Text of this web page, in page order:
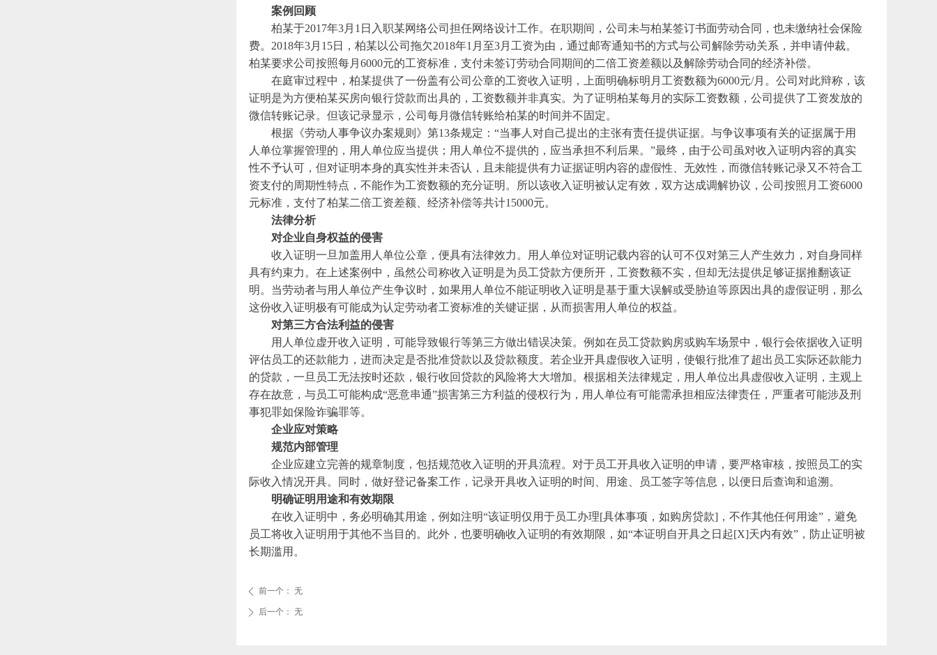
案例回顾
柏某于2017年3月1日 入职某网络公司担任网络设计工作。在职期间，公司未与柏某签订书面劳动合同，也未缴纳社会保险
费。2018年3月15日，柏某以公司拖欠2018年1月至3月工资为由，通过邮寄通知书的方式与公司解除劳动关系，并申请仲裁。
柏某要求公司按照每月6000元的工资标准，支付未签订劳动合同期间的二倍工资差额以及解除劳动合同的经济补偿。
在庭审过程中，柏某提供了一份盖有公司公章的工资收入证明，上面明确标明月工资数额为6000元/月。公司对此辩称，该
证明是为方便柏某买房向银行贷款而出具的，工资数额并非真实。为了证明柏某每月的实际工资数额，公司提供了工资发放的
微信转账记录。但该记录显示，公司 每月微信转账给柏某的时间并不固定。
根据《劳动人事争议办案规则》第13条规定：“当事人对自己提出的主张有责任提供证据。与争议事项有关的证据属于用
人单位掌握管理的，用人单位应当提供；用人单位不提供的，应当承担不利后果。”最终，由于公司虽对收入证明内容的真实
性不予认可，但对证明本身的真实性并未否认，且未能提供有力证据证明内容的虚假性、无效性， 而微信转账记录又不符合工
资支付的周期性特点，不能作为工资数额的充分证明。所以该收入证明被认定有效，双方达成调解协议，公司按照月工资6000
元标准，支付了柏某二倍工资差额、经济补偿等共计15000元。
法律分析
对企业自身权益的侵害
收入证明一旦加盖用人单位公章，便具有法律效力。用人单位对证明记载内容的认可不仅对第三人产生效力，对自身同样
具有约束力。在上述案例中，虽然公司 称收入证明是为员工贷款方便所开，工资数额不实，但却无法提供足够证据推翻该证
明。当劳动者与用人单位产生争议时，如果用人单位不能证明收入证明是基于重大误解或受胁迫等原因出具的虚假证明，那么
这份收入证明极有可能成为认定劳动者工资标准的关键证据，从而损害用人单位的权益。
对第三方合法利益的侵害
用人单位虚开收入证明，可能导致银行等第三方做出错误决策。例如在员工贷款购房或购车场景中，银行会依据收入证明
评估员工的还款能力，进而决定是否批准贷款以及贷款额度。若企业开具虚假收入证明，使银行批准了超出员工实际还款能力
的贷款，一旦员工无法按时还款，银行收回贷款的风险将大大增加。根据相关法律规定，用人单位出具虚假收入证明，主观上
存在故意，与员工可能构成“恶意串通”损害第三方利益的侵权行为，用人单位有可能需承担相应法律责任，严重者可能涉及刑
事犯罪如保险诈骗罪等。
企业应对策略
规范内部管理
企业应建立完善的规章制度，包括规范收入证明的开具流程。对于员工开具收入证明的申请，要严格审核，按照员工的实
际收入情况开具。同时，做好登记备案工作，记录开具收入证明的时间、用途、员工签字等信息，以便日后查询和追溯。
明确证明用途和有效期限
在收入证明中，务必明确其用途，例如注明“该证明仅用于员工办理[具体事项，如购房贷款]，不作其他任何用途”，避免
员工将收入证明用于其他不当目的。此外，也要明确收入证明的有效期限，如“本证明自开具之日起[X]天内有效”，防止证明被
长期滥用。
ꄴ 前一个： 无
ꄲ 后一个： 无